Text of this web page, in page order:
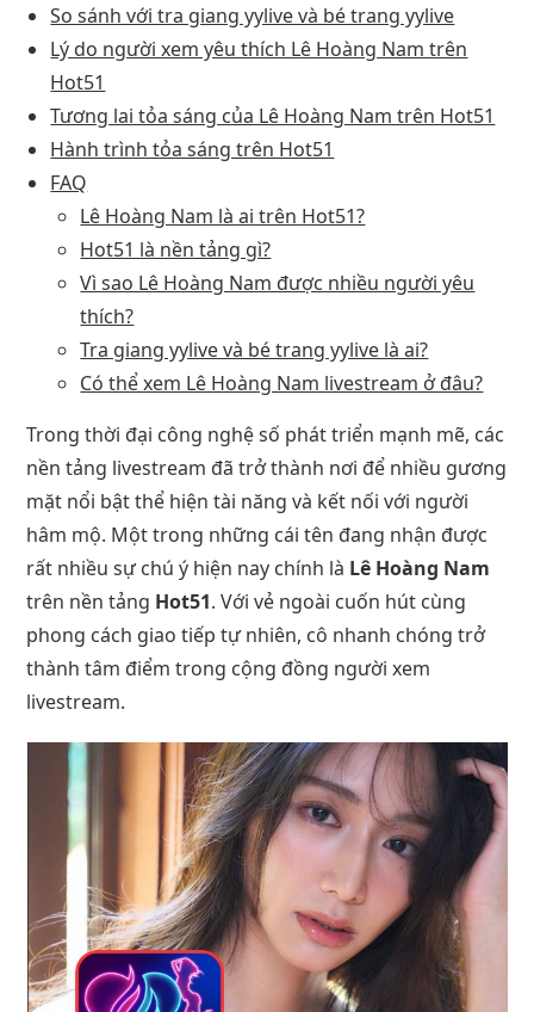
So sánh với tra giang yylive và bé trang yylive
Lý do người xem yêu thích Lê Hoàng Nam trên
Hot51
Tương lai tỏa sáng của Lê Hoàng Nam trên Hot51
Hành trình tỏa sáng trên Hot51
FAQ
Lê Hoàng Nam là ai trên Hot51?
Hot51 là nền tảng gì?
Vì sao Lê Hoàng Nam được nhiều người yêu
thích?
Tra giang yylive và bé trang yylive là ai?
Có thể xem Lê Hoàng Nam livestream ở đâu?
Trong thời đại công nghệ số phát triển mạnh mẽ, các
nền tảng livestream đã trở thành nơi để nhiều gương
mặt nổi bật thể hiện tài năng và kết nối với người
hâm mộ. Một trong những cái tên đang nhận được
rất nhiều sự chú ý hiện nay chính là Lê Hoàng Nam
trên nền tảng Hot51. Với vẻ ngoài cuốn hút cùng
phong cách giao tiếp tự nhiên, cô nhanh chóng trở
thành tâm điểm trong cộng đồng người xem
livestream.